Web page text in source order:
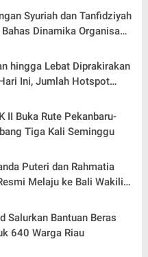
Syuriah dan Tanfidziyah
Bahas Dinamika Organisasi
Muktamar NU di
hingga Lebat Diprakirakan
Ini, Jumlah Hotspot
Titik
II Buka Rute Pekanbaru-
Tiga Kali Seminggu
Puteri dan Rahmatia
Melaju ke Bali Wakili
Salurkan Bantuan Beras
640 Warga Riau